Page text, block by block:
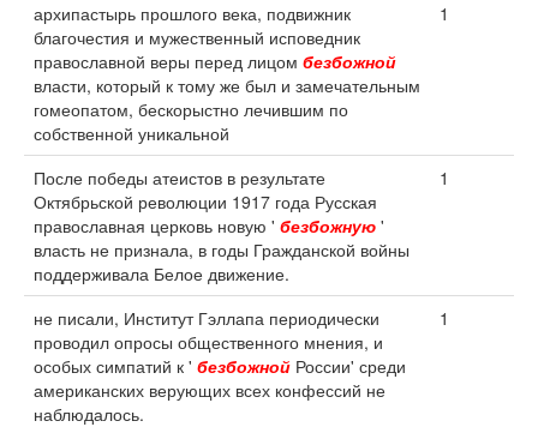
архипастырь прошлого века, подвижник
благочестия и мужественный исповедник
православной веры перед лицом безбожной
власти, который к тому же был и замечательным
гомеопатом, бескорыстно лечившим по
собственной уникальной
1
После победы атеистов в результате
Октябрьской революции 1917 года Русская
православная церковь новую ' безбожную '
власть не признала, в годы Гражданской войны
поддерживала Белое движение.
1
не писали, Институт Гэллапа периодически
проводил опросы общественного мнения, и
особых симпатий к ' безбожной России' среди
американских верующих всех конфессий не
наблюдалось.
1